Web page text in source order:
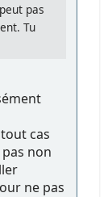
pas
Tu
cas
non
ne pas